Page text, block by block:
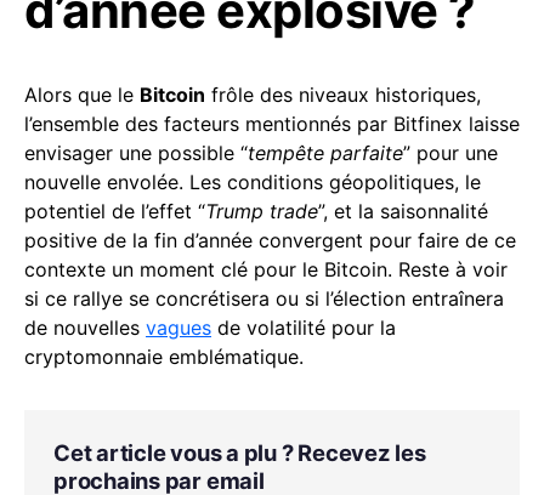
Alors que le Bitcoin frôle des niveaux historiques,
l’ensemble des facteurs mentionnés par Bitfinex laisse
envisager une possible “tempête parfaite” pour une
nouvelle envolée. Les conditions géopolitiques, le
potentiel de l’effet “Trump trade”, et la saisonnalité
positive de la fin d’année convergent pour faire de ce
contexte un moment clé pour le Bitcoin. Reste à voir
si ce rallye se concrétisera ou si l’élection entraînera
de nouvelles vagues de volatilité pour la
cryptomonnaie emblématique.
Cet article vous a plu ? Recevez les
prochains par email